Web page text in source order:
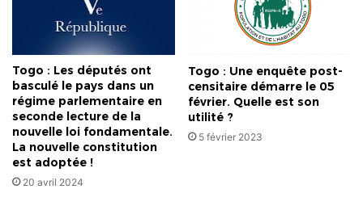
"à
l'amiable"
Togo : Les députés ont
basculé le pays dans un
régime parlementaire en
seconde lecture de la
nouvelle loi fondamentale.
La nouvelle constitution
est adoptée !
20 avril 2024
Togo : Une enquête post-
censitaire démarre le 05
février. Quelle est son
utilité ?
5 février 2023